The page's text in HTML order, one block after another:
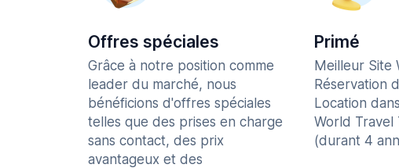
Offres spéciales
Grâce à notre position comme
leader du marché, nous
bénéficions d'offres spéciales
telles que des prises en charge
sans contact, des prix
avantageux et des
Primé
Meilleur Site
Réservation
Location
World Travel
(durant 4